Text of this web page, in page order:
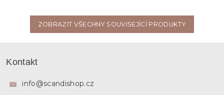
ZOBRAZIT VŠECHNY SOUVISEJÍCÍ PRODUKTY
Kontakt
info@scandishop.cz